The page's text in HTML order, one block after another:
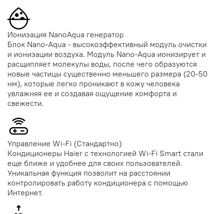
Ионизация NanoAqua генератор
Блок Nano-Aqua - высокоэффективный модуль очистки
и ионизации воздуха. Модуль Nano-Aqua ионизирует и
расщипляет молекулы воды, после чего образуются
новые частицы существенно меньшего размера (20-50
нм), которые легко проникают в кожу человека
увлажняя ее и создавая ощущение комфорта и
свежести.
Управление Wi-Fi (Стандартно)
Кондиционеры Haier с технологией Wi-Fi Smart стали
еще ближе и удобнее для своих пользователей.
Уникальная функция позволит на расстоянии
контролировать работу кондиционера с помощью
Интернет.